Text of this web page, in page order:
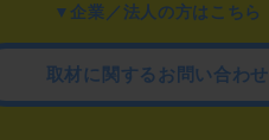
▼企業／法人の方はこちら
取材に関するお問い合わせ